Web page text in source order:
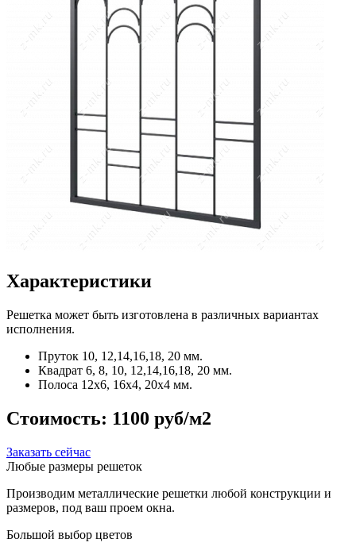
Характеристики
Решетка может быть изготовлена в различных вариантах
исполнения.
Пруток 10, 12,14,16,18, 20 мм.
Квадрат 6, 8, 10, 12,14,16,18, 20 мм.
Полоса 12x6, 16x4, 20x4 мм.
Стоимость: 1100 руб/м2
Заказать сейчас
Любые размеры решеток
Производим металлические решетки любой конструкции и
размеров, под ваш проем окна.
Большой выбор цветов